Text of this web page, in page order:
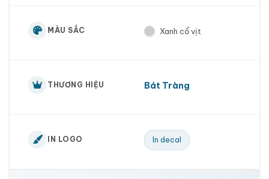
MÀU SẮC Xanh cổ vịt
THƯƠNG HIỆU Bát Tràng
IN LOGO In decal